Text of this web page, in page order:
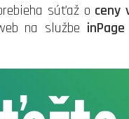
súťaž o ceny
na službe